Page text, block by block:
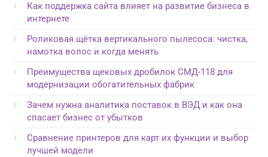
Как поддержка сайта влияет на развитие бизнеса в
интернете
Роликовая щётка вертикального пылесоса: чистка,
намотка волос и когда менять
Преимущества щековых дробилок СМД-118 для
модернизации обогатительных фабрик
Зачем нужна аналитика поставок в ВЭД и как она
спасает бизнес от убытков
Сравнение принтеров для карт их функции и выбор
лучшей модели